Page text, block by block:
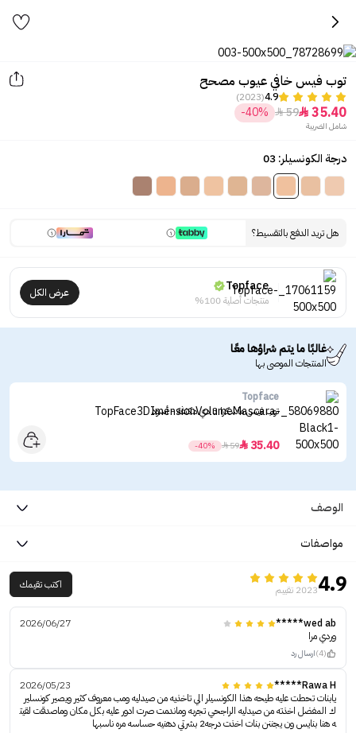
توب فيس خافي عيوب مصحح
4.9
(2023)
35.40

59

-40%
شامل الضريبة
درجة الكونسيلر: 03
هل تريد الدفع بالتقسيط؟
Topface
منتجات أصلية 100%
عرض الكل
غالبًا ما يتم شراؤها معًا
المنتجات الموصى بها
Topface
توب فيس ماسكرا 3 دي مكثفة - أسود
35.40

59

-40%
الوصف
مواصفات
4.92023 تقييم اكتب تقيمك
wed ab*****
2026/06/27
وردي مرا
(4) ارسال رد
Rawa H*****
2026/05/23
يابنات تحطت عليه طيحه هذا الكونسيلر الي تاخذيه من صيدليه ومب معروف كثير ويصير كونسلير
ك المفضل اخذته من صيدليه الراجحي تجربه وماندمت صرت ادور عليه بكل مكان وماصدقت لقيت
ه هنا بنايس ون يجننن بنات اخذت درجه2 بشرتي دهنيه حساسه مره ناسبها